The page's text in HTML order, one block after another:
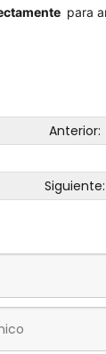
para
Anterior:
Siguiente: